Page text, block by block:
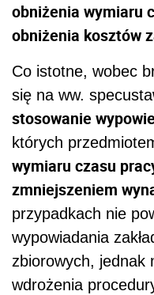
obniżenia wymiaru
obniżenia kosztów
Co istotne, wobec
się na ww.
stosowanie
których
wymiaru czasu
zmniejszeniem
przypadkach nie
wypowiadania
zbiorowych, jednak
wdrożenia